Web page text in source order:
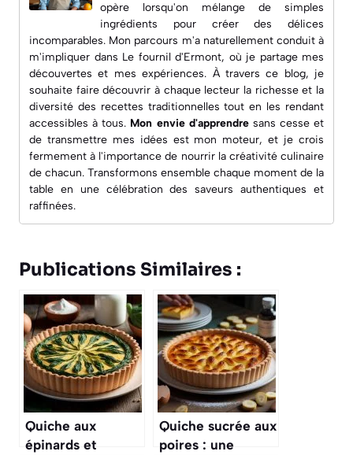
opère lorsqu'on mélange de simples
ingrédients pour créer des délices
incomparables. Mon parcours m'a naturellement conduit à
m'impliquer dans Le fournil d'Ermont, où je partage mes
découvertes et mes expériences. À travers ce blog, je
souhaite faire découvrir à chaque lecteur la richesse et la
diversité des recettes traditionnelles tout en les rendant
accessibles à tous. Mon envie d'apprendresans cesse et
de transmettre mes idées est mon moteur, et je crois
fermement à l'importance de nourrir la créativité culinaire
de chacun. Transformons ensemble chaque moment de la
table en une célébration des saveurs authentiques et
raffinées.
Publications Similaires :
Quiche aux
épinards et
Quiche sucrée aux
poires : une